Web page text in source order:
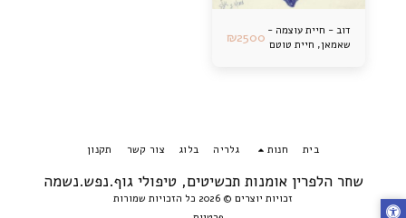
דוב - חיית עוצמה -
שאמאן, חיית טוטם
₪2500
שחר הלפרין אומנות תכשיטים, טיפולי גוף.נפש.נשמה
זכויות יוצרים © 2026 כל הזכויות שמורות
בית חנות גלריה בלוג צור קשר תקנון